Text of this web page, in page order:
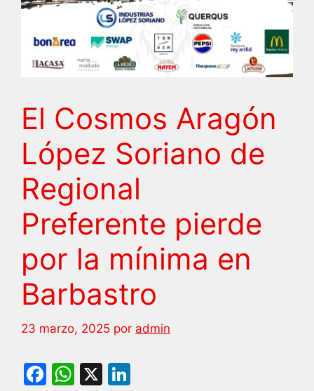
El Cosmos Aragón
López Soriano de
Regional
Preferente pierde
por la mínima en
Barbastro
23 marzo, 2025 por admin
F
W X